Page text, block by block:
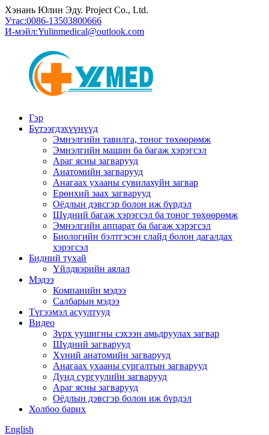
Хэнань Юлин Эду. Project Co., Ltd.
Утас:0086-13503800666
И-мэйл:Yulinmedical@outlook.com
Гэр
Бүтээгдэхүүнүүд
Эмнэлгийн тавилга, тоног төхөөрөмж
Эмнэлгийн машин ба багаж хэрэгсэл
Араг ясны загварууд
Анатомийн загварууд
Анагаах ухааны сувилахуйн загвар
Ерөнхий заах загварууд
Оёдлын дэвсгэр болон иж бүрдэл
Шүдний багаж хэрэгсэл ба тоног төхөөрөмж
Эмнэлгийн аппарат ба багаж хэрэгсэл
Биологийн бэлтгэсэн слайд болон дагалдах
хэрэгсэл
Бидний тухай
Үйлдвэрийн аялал
Мэдээ
Компанийн мэдээ
Салбарын мэдээ
Түгээмэл асуултууд
Видео
Зүрх уушигны сэхээн амьдруулах загвар
Шүдний загварууд
Хүний анатомийн загварууд
Анагаах ухааны сургалтын загварууд
Дунд сургуулийн загварууд
Араг ясны загварууд
Оёдлын дэвсгэр болон иж бүрдэл
Холбоо барих
English